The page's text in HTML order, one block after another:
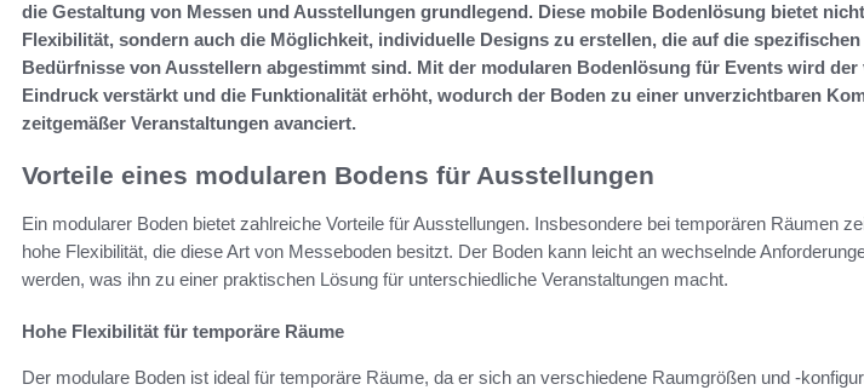
die Gestaltung von Messen und Ausstellungen grundlegend. Diese mobile Bodenlösung bietet
Flexibilität, sondern auch die Möglichkeit, individuelle Designs zu erstellen, die auf die spezifischen
Bedürfnisse von Ausstellern abgestimmt sind. Mit der modularen Bodenlösung für Events wird der
Eindruck verstärkt und die Funktionalität erhöht, wodurch der Boden zu einer unverzichtbaren
zeitgemäßer Veranstaltungen avanciert.
Vorteile eines modularen Bodens für Ausstellungen
Ein modularer Boden bietet zahlreiche Vorteile für Ausstellungen. Insbesondere bei temporären Räumen
hohe Flexibilität, die diese Art von Messeboden besitzt. Der Boden kann leicht an wechselnde
werden, was ihn zu einer praktischen Lösung für unterschiedliche Veranstaltungen macht.
Hohe Flexibilität für temporäre Räume
Der modulare Boden ist ideal für temporäre Räume, da er sich an verschiedene Raumgrößen und -